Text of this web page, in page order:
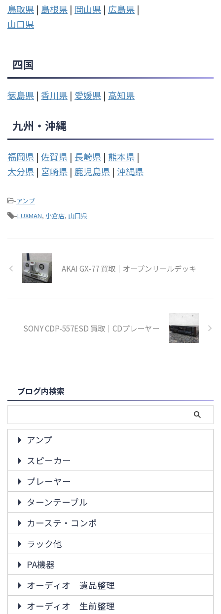
鳥取県 | 島根県 | 岡山県 | 広島県 |
山口県
四国
徳島県 | 香川県 | 愛媛県 | 高知県
九州・沖縄
福岡県 | 佐賀県 | 長崎県 | 熊本県 |
大分県 | 宮崎県 | 鹿児島県 | 沖縄県
-アンプ
-LUXMAN, 小倉店, 山口県
AKAI GX-77 買取｜オープンリールデッキ
SONY CDP-557ESD 買取｜CDプレーヤー
ブログ内検索
アンプ
スピーカー
プレーヤー
ターンテーブル
カーステ・コンポ
ラック他
PA機器
オーディオ 遺品整理
オーディオ 生前整理